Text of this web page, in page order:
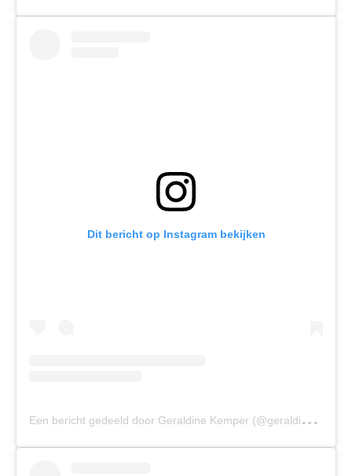
Dit bericht op Instagram bekijken
E
en bericht gedeeld door Geraldine Kemper (@geraldine_kemper)